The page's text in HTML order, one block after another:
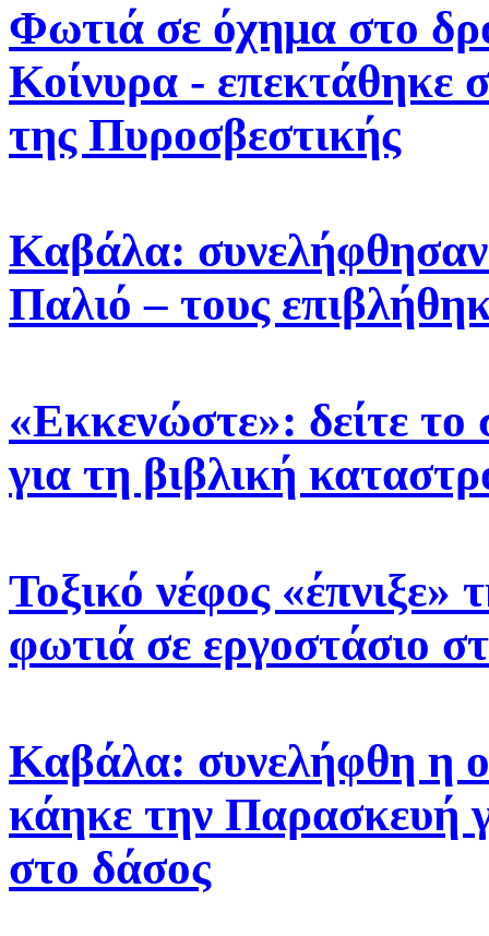
Φωτιά σε όχημα στο
Κοίνυρα - επεκτάθηκε
της Πυροσβεστικής
Καβάλα:
Παλιό – τους
«Εκκενώστε»: δείτε το
για τη βιβλική
Τοξικό νέφος
φωτιά σε εργοστάσιο
Καβάλα: συνελήφθη η
κάηκε την Παρασκευή
στο δάσος